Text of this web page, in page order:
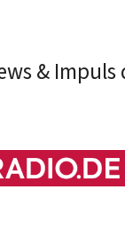
& Impuls